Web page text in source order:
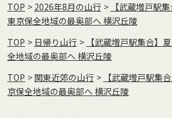
TOP
2026年8月の⼭⾏
【武蔵増戸駅
東京保全地域の最奥部へ 横沢丘陵
TOP
日帰り山行
【武蔵増戸駅集合】
全地域の最奥部へ 横沢丘陵
TOP
関東近郊の山行
【武蔵増戸駅集
京保全地域の最奥部へ 横沢丘陵